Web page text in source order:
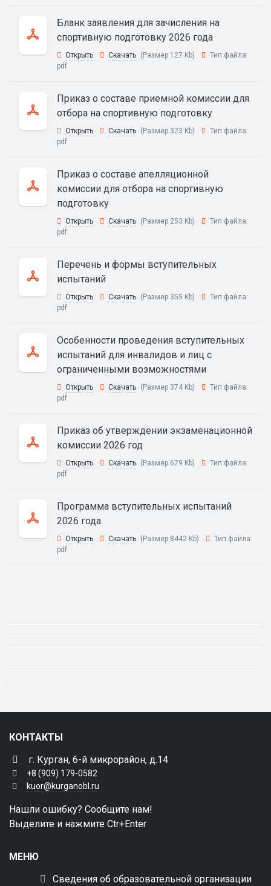
Бланк заявления для зачисления на
спортивную подготовку 2026 года
Открыть Скачать (Размер 127 Kb)
Тип файла:
pdf
Приказ о составе приемной комиссии для
отбора на спортивную подготовку
Открыть Скачать (Размер 323 Kb)
Тип файла:
pdf
Приказ о составе апелляционной
комиссии для отбора на спортивную
подготовку
Открыть Скачать (Размер 253 Kb)
Тип файла:
pdf
Перечень и формы вступительных
испытаний
Открыть Скачать (Размер 355 Kb)
Тип файла:
pdf
Особенности проведения вступительных
испытаний для инвалидов и лиц с
ограниченными возможностями
Открыть Скачать (Размер 374 Kb)
Тип файла:
pdf
Приказ об утверждении экзаменационной
комиссии 2026 год
Открыть Скачать (Размер 679 Kb)
Тип файла:
pdf
Программа вступительных испытаний
2026 года
Открыть Скачать (Размер 8442 Kb)
Тип файла:
pdf
КОНТАКТЫ
г. Курган, 6-й микрорайон, д.14
+8 (909) 179-0582
kuor@kurganobl.ru
Нашли ошибку? Сообщите нам!
Выделите и нажмите Ctr+Enter
МЕНЮ
Сведения об образовательной организации